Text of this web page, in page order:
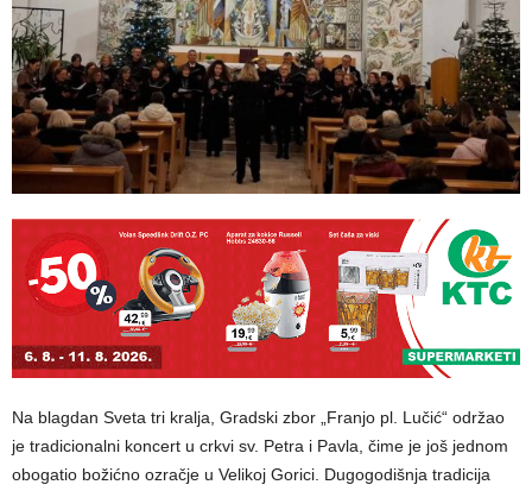
Na blagdan Sveta tri kralja, Gradski zbor „Franjo pl. Lučić“ održao
je tradicionalni koncert u crkvi sv. Petra i Pavla, čime je još jednom
obogatio božićno ozračje u Velikoj Gorici. Dugogodišnja tradicija